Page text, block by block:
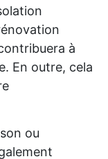
à
En outre, cela
ou